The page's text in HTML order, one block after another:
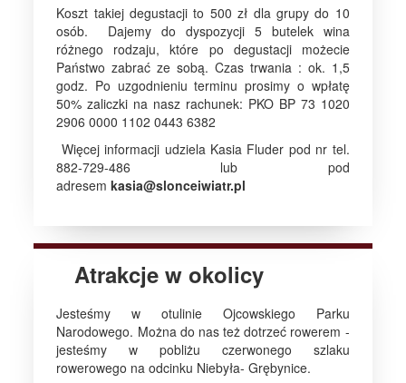
Koszt takiej degustacji to 500 zł dla grupy do 10
osób. Dajemy do dyspozycji 5 butelek wina
różnego rodzaju, które po degustacji możecie
Państwo zabrać ze sobą. Czas trwania : ok. 1,5
godz. Po uzgodnieniu terminu prosimy o wpłatę
50% zaliczki na nasz rachunek: PKO BP 73 1020
2906 0000 1102 0443 6382
Więcej informacji udziela Kasia Fluder pod nr tel.
882-729-486 lub pod
adresemkasia@slonceiwiatr.pl
Atrakcje w okolicy
Jesteśmy w otulinie Ojcowskiego Parku
Narodowego. Można do nas też dotrzeć rowerem -
jesteśmy w pobliżu czerwonego szlaku
rowerowego na odcinku Niebyła- Grębynice.